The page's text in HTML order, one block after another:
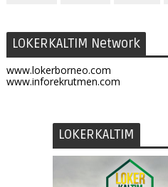
LOKERKALTIM Network
www.lokerborneo.com
www.inforekrutmen.com
LOKERKALTIM